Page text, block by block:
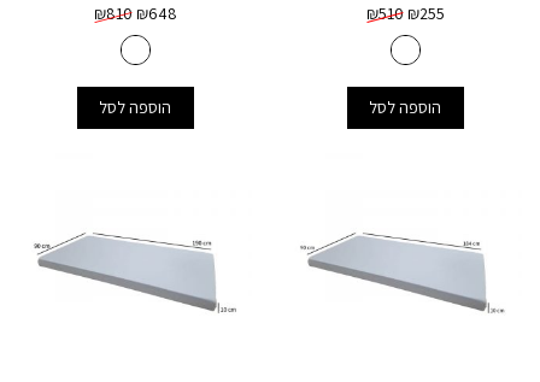
₪255
₪510
הוספה לסל
₪648
₪810
הוספה לסל